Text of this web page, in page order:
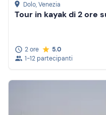
Dolo, Venezia
Tour in kayak di 2 ore
2 ore
5.0
1-12 partecipanti